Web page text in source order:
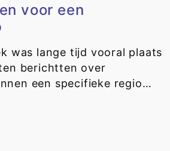
voor een
was lange tijd vooral plaats
berichtten over
een specifieke regio…